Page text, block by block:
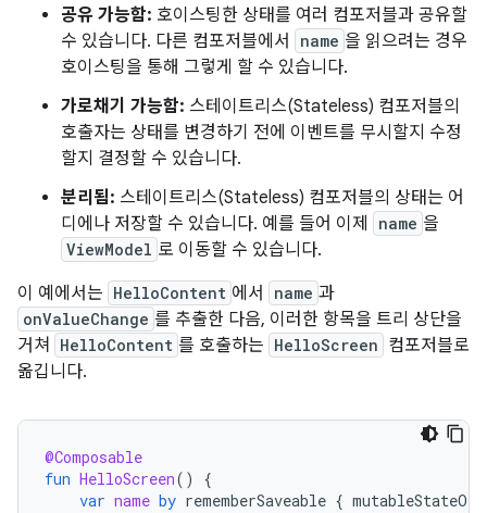
공유 가능함: 호이스팅한 상태를 여러 컴포저블과 공유할
수 있습니다. 다른 컴포저블에서
name 을 읽으려는 경우
호이스팅을 통해 그렇게 할 수 있습니다.
가로채기 가능함: 스테이트리스(Stateless) 컴포저블의
호출자는 상태를 변경하기 전에 이벤트를 무시할지 수정
할지 결정할 수 있습니다.
분리됨: 스테이트리스(Stateless) 컴포저블의 상태는 어
디에나 저장할 수 있습니다. 예를 들어 이제
name 을
ViewModel 로 이동할 수 있습니다.
이 예에서는 HelloContent 에서 name 과
onValueChange 를 추출한 다음, 이러한 항목을 트리 상단을
거쳐
HelloContent 를 호출하는 HelloScreen 컴포저블로
옮깁니다.
@Composable
fun HelloScreen()
{
var name by rememberSaveable { mutableStateOf